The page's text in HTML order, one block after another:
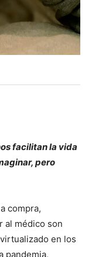
facilitan la vida
pero
compra,
al médico son
en los
pandemia,